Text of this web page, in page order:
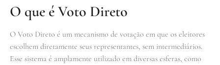
O que é Voto Direto
O Voto Direto é um mecanismo de votação em que os eleitores
escolhem diretamente seus representantes, sem intermediários.
Esse sistema é amplamente utilizado em diversas esferas, como